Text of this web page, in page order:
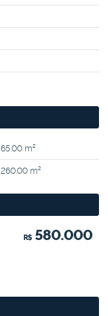
65.00 m²
260.00 m²
R$580.000